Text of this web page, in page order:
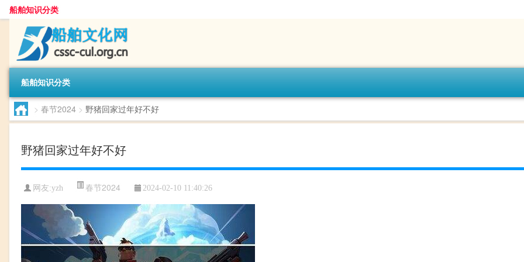
船舶知识分类
船舶知识分类
> 春节2024 > 野猪回家过年好不好
野猪回家过年好不好
网友:yzh 春节2024 2024-02-10 11:40:26